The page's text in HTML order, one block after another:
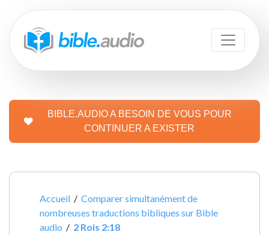
BIBLE.AUDIO A BESOIN DE VOUS POUR
CONTINUER A EXISTER
Accueil /Comparer simultanément de
nombreuses traductions bibliques sur Bible
audio / 2 Rois 2:18